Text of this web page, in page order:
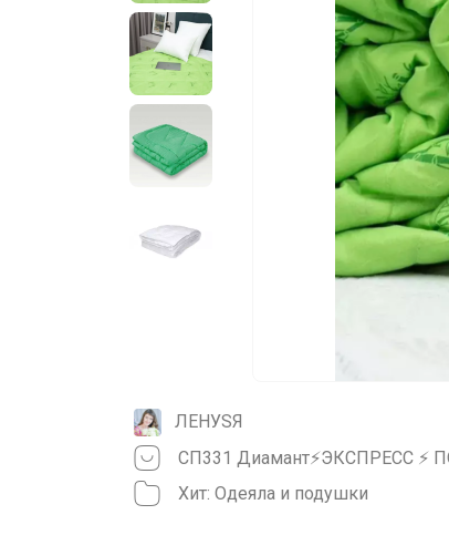
ЛЕНУSЯ
Хит: Одеяла и подушки